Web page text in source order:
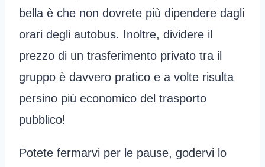
bella è che non dovrete più dipendere dagli
orari degli autobus. Inoltre, dividere il
prezzo di un trasferimento privato tra il
gruppo è davvero pratico e a volte risulta
persino più economico del trasporto
pubblico!
Potete fermarvi per le pause, godervi lo